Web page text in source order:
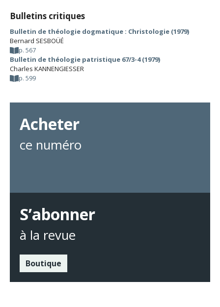
Bulletins critiques
Bulletin de théologie dogmatique : Christologie (1979)
Bernard SESBOÜÉ
p. 567
Bulletin de théologie patristique 67/3-4 (1979)
Charles KANNENGIESSER
p. 599
Acheter
ce numéro
S’abonner
à la revue
Boutique